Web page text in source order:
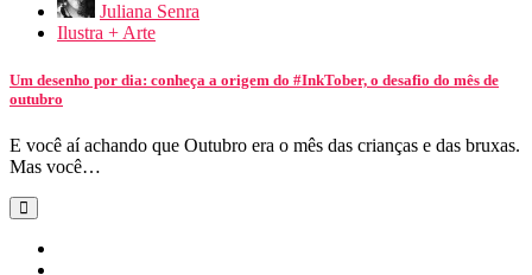
Juliana Senra
Ilustra + Arte
Um desenho por dia: conheça a origem do #InkTober, o desafio do mês de
outubro
E você aí achando que Outubro era o mês das crianças e das bruxas.
Mas você…